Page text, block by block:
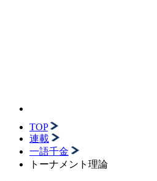
TOP
連載
一語千金
トーナメント理論